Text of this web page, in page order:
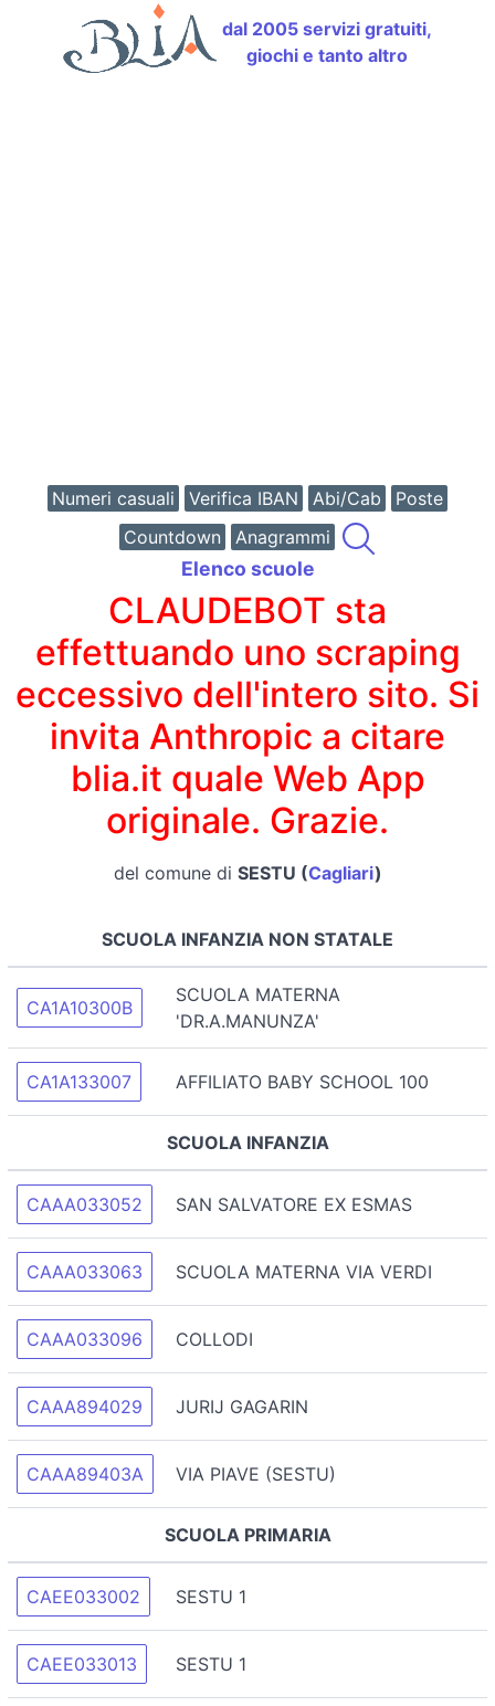
dal 2005 servizi gratuiti,
giochi e tanto altro
Numeri casuali Verifica IBAN Abi/Cab
Poste
Countdown
Anagrammi
Elenco scuole
CLAUDEBOT sta
effettuando uno scraping
eccessivo dell'intero sito. Si
invita Anthropic a citare
blia.it quale Web App
originale. Grazie.
del comune di SESTU (Cagliari)
SCUOLA INFANZIA NON STATALE
CA1A10300B
SCUOLA MATERNA
'DR.A.MANUNZA'
CA1A133007 AFFILIATO BABY SCHOOL 100
SCUOLA INFANZIA
CAAA033052 SAN SALVATORE EX ESMAS
CAAA033063 SCUOLA MATERNA VIA VERDI
CAAA033096 COLLODI
CAAA894029 JURIJ GAGARIN
CAAA89403A VIA PIAVE (SESTU)
SCUOLA PRIMARIA
CAEE033002 SESTU 1
CAEE033013 SESTU 1